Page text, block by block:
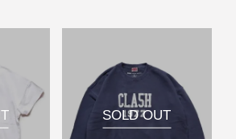
SOLD OUT